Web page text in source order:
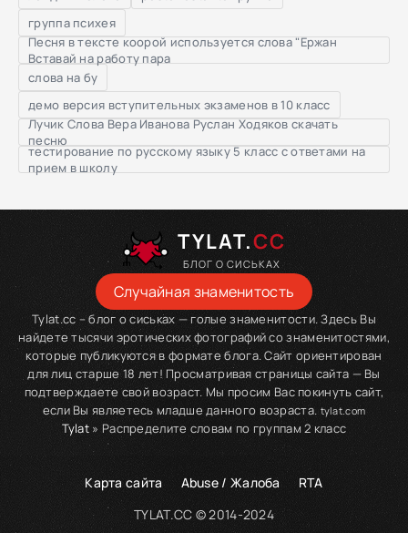
группа психея
Песня в тексте коорой используется слова "Ержан
Вставай на работу пара
слова на бу
демо версия вступительных экзаменов в 10 класс
Лучик Слова Вера Иванова Руслан Ходяков скачать
песню
тестирование по русскому языку 5 класс с ответами на
прием в школу
TYLAT.CC
БЛОГ О СИСЬКАХ
Случайная знаменитость
Tylat.cc – блог о сиськах — голые знаменитости. Здесь Вы
найдете тысячи эротических фотографий со знаменитостями,
которые публикуются в формате блога. Сайт ориентирован
для лиц старше 18 лет! Просматривая страницы сайта — Вы
подтверждаете свой возраст. Мы просим Вас покинуть сайт,
если Вы являетесь младше данного возраста. tylat.com
Tylat » Распределите словам по группам 2 класс
Карта сайта Abuse / Жалоба
RTA
TYLAT.CC © 2014-2024